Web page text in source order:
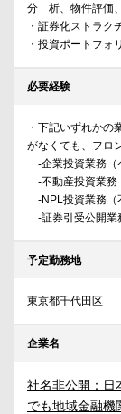
分 析、物件評価
・証券化ストラク
・投資ポートフォ
必要経験
・下記いずれかの
がなくても、フロ
-企業投資業務（
-不動産投資業務
-NPL投資業務（
-証券引受公開業
予定勤務地
東京都千代田区
企業名
社名非公開：日
でも地域金融機